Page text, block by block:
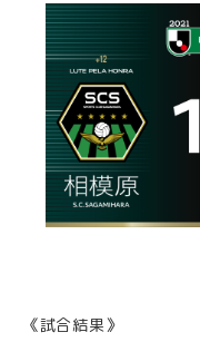
《試合結果》